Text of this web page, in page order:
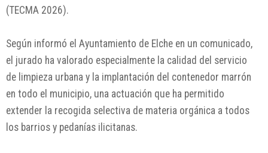
(TECMA 2026).
Según informó el Ayuntamiento de Elche en un comunicado,
el jurado ha valorado especialmente la calidad del servicio
de limpieza urbana y la implantación del contenedor marrón
en todo el municipio, una actuación que ha permitido
extender la recogida selectiva de materia orgánica a todos
los barrios y pedanías ilicitanas.